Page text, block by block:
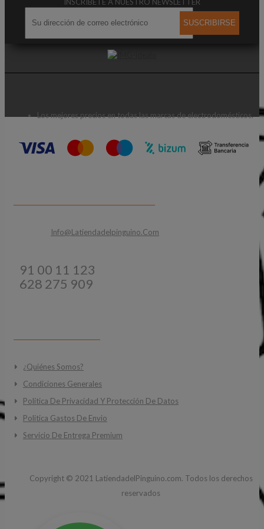
SUSCRIBIRSE
Los mejores precios en todas las marcas de electrodomésticos.
Info@latiendadelpinguino.com
91 00 11 123
628 275 909
¿Quiénes Somos?
Condiciones Generales
Política De Privacidad Y Protección De Datos
Politica Gastos De Envio
Servicio De Entrega Premium
Copyright © 2021 LatiendadelPinguino.com. Todos los derechos
reservados